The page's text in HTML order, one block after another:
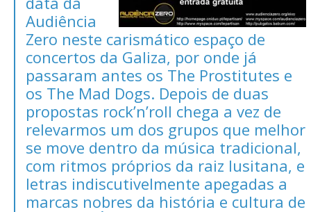
Audiência
Zero neste carismático espaço de
concertos da Galiza, por onde já
passaram antes os The Prostitutes e
os The Mad Dogs. Depois de duas
propostas rock’n’roll chega a vez de
relevarmos um dos grupos que melhor
se move dentro da música tradicional,
com ritmos próprios da raiz lusitana, e
letras indiscutivelmente apegadas a
marcas nobres da história e cultura de